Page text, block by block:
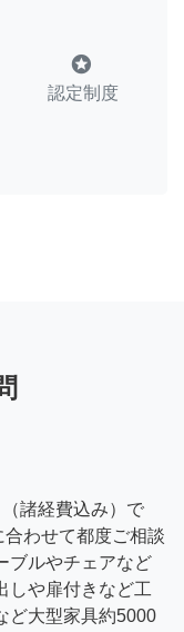
stars
認定制度
諸経費込み）で
わせて都度ご相談
ブルやチェアなど
しや扉付きなど工
ど大型家具約5000